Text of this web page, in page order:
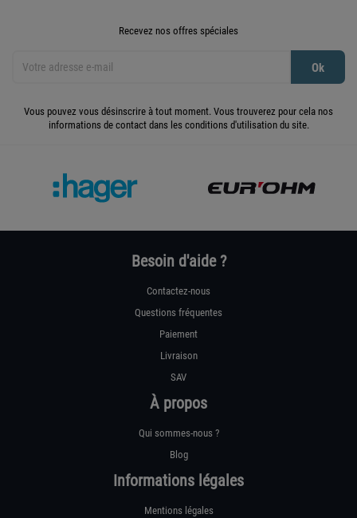
Recevez nos offres spéciales
Vous pouvez vous désinscrire à tout moment. Vous trouverez pour cela nos
informations de contact dans les conditions d'utilisation du site.
Besoin d'aide ?
Contactez-nous
Questions fréquentes
Paiement
Livraison
SAV
À propos
Qui sommes-nous ?
Blog
Informations légales
Mentions légales